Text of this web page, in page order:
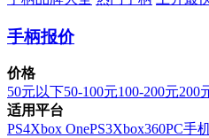
手柄报价
价格
50元以下50-100元100-200元200
适用平台
PS4Xbox OnePS3Xbox360PC手